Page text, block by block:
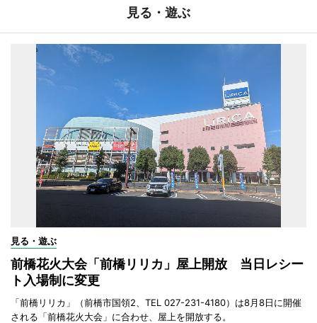
見る・遊ぶ
見る・遊ぶ
前橋花火大会「前橋リリカ」屋上開放 当日レシー
ト入場制に変更
「前橋リリカ」（前橋市国領2、TEL 027-231-4180）は8月8日に開催
される「前橋花火大会」に合わせ、屋上を開放する。